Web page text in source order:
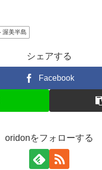
渥美半島
シェアする
Facebook
oridonをフォローする